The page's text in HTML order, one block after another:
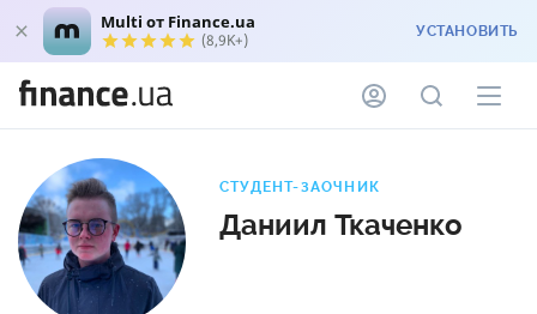
Multi от Finance.ua
(8,9K+) УСТАНОВИТЬ
СТУДЕНТ-ЗАОЧНИК
Даниил Ткаченко